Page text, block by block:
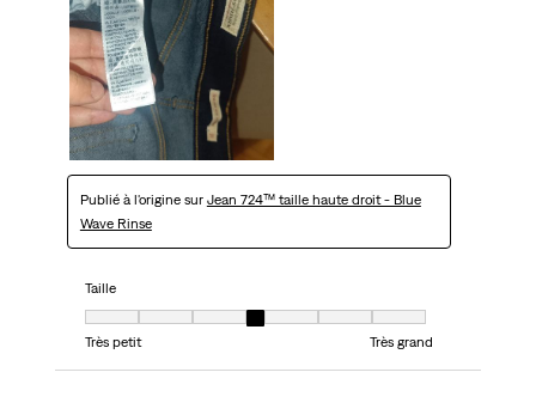
Publié à l'origine sur Jean 724™ taille haute droit - Blue
Wave Rinse
Taille
Taille, 4 sur 7, où 1 est égal à Très petit et 7 est égal à Très grand
Très petit
Très grand